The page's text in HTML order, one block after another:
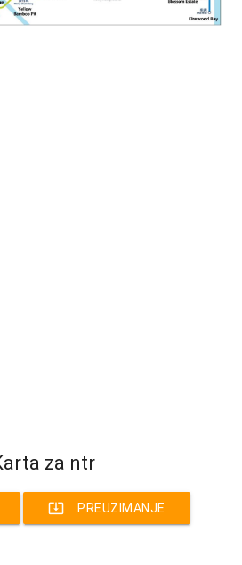
za ntr
system_update_alt PREUZIMANJE